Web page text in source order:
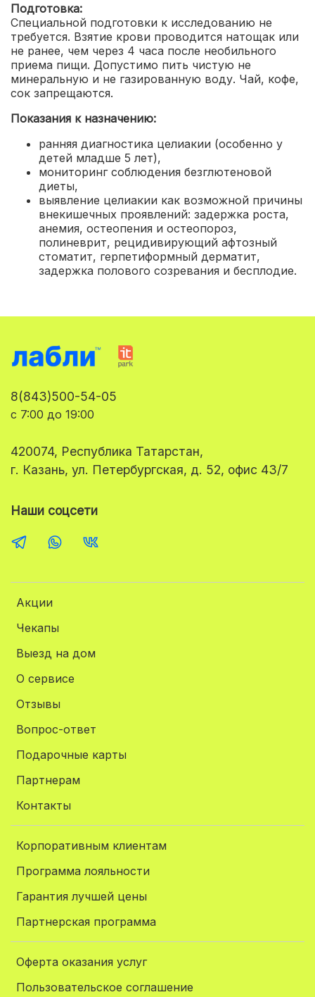
Подготовка:
Специальной подготовки к исследованию не
требуется. Взятие крови проводится натощак или
не ранее, чем через 4 часа после необильного
приема пищи. Допустимо пить чистую не
минеральную и не газированную воду. Чай, кофе,
сок запрещаются.
Показания к назначению:
ранняя диагностика целиакии (особенно у
детей младше 5 лет),
мониторинг соблюдения безглютеновой
диеты,
выявление целиакии как возможной причины
внекишечных проявлений: задержка роста,
анемия, остеопения и остеопороз,
полиневрит, рецидивирующий афтозный
стоматит, герпетиформный дерматит,
задержка полового созревания и бесплодие.
Акции
Чекапы
Выезд на дом
О сервисе
Отзывы
Вопрос-ответ
Подарочные карты
Партнерам
Контакты
Корпоративным клиентам
Программа лояльности
Гарантия лучшей цены
Партнерская программа
Оферта оказания услуг
Пользовательское соглашение
8(843)500-54-05
с 7:00 до 19:00
420074, Республика Татарстан,
г. Казань, ул. Петербургская, д. 52, офис 43/7
Наши соцсети